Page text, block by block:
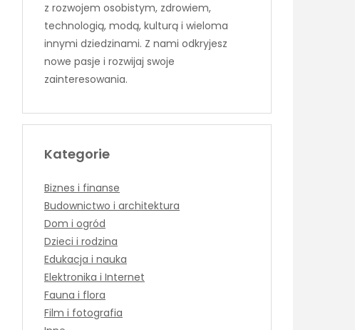
z rozwojem osobistym, zdrowiem,
technologią, modą, kulturą i wieloma
innymi dziedzinami. Z nami odkryjesz
nowe pasje i rozwijaj swoje
zainteresowania.
Kategorie
Biznes i finanse
Budownictwo i architektura
Dom i ogród
Dzieci i rodzina
Edukacja i nauka
Elektronika i Internet
Fauna i flora
Film i fotografia